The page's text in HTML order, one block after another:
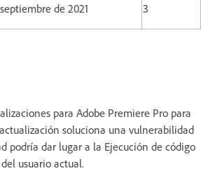
de 2021 3
para Adobe Premiere Pro para
soluciona una vulnerabilidad
podría dar lugar a la Ejecución de código
del usuario actual.